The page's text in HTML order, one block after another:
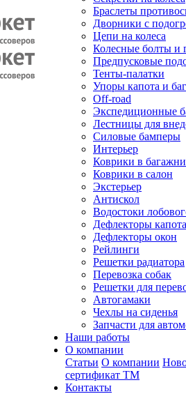
Браслеты
Дворники с
Цепи на колеса
Колесные болты и
Предпусковые
Тенты-палатки
Упоры капота и
Off-road
Экспедиционные
Лестницы для
Силовые бамперы
Интерьер
Коврики в
Коврики в салон
Экстерьер
Антискол
Водостоки
Дефлекторы капота
Дефлекторы окон
Рейлинги
Решетки радиатора
Перевозка собак
Решетки для
Автогамаки
Чехлы на сиденья
Запчасти для
Наши работы
О компании
Статьи О компании
сертификат ТМ
Контакты